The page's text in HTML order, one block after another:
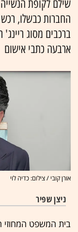
החברות כבשלו, רכש
ברכבים מסוג ריינג'
ארבעה כתבי אישום
אורן קובי / צילום: כדיה לוי
ניצן שפיר
בית המשפט המחוזי